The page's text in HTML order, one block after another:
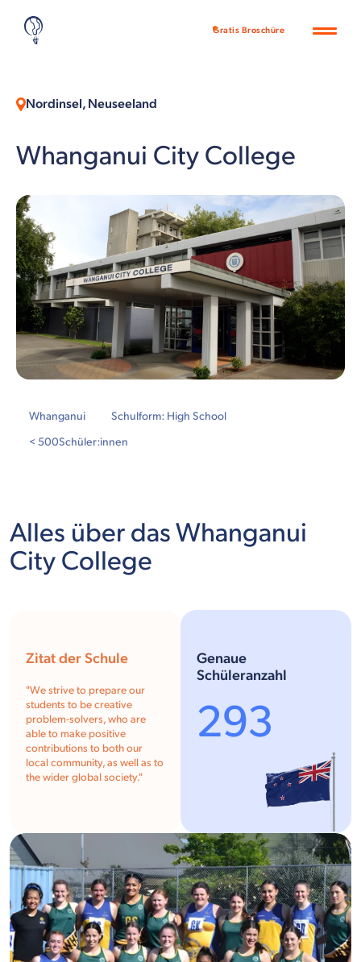
Gratis Broschüre
Nordinsel, Neuseeland
Whanganui City College
Whanganui
Schulform: High School
< 500Schüler:innen
Alles über das Whanganui
City College
Zitat der Schule
"We strive to prepare our
students to be creative
problem-solvers, who are
able to make positive
contributions to both our
local community, as well as to
the wider global society."
Genaue
Schüleranzahl
293